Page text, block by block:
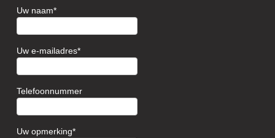
Uw naam
Uw e-mailadres
Telefoonnummer
Uw opmerking